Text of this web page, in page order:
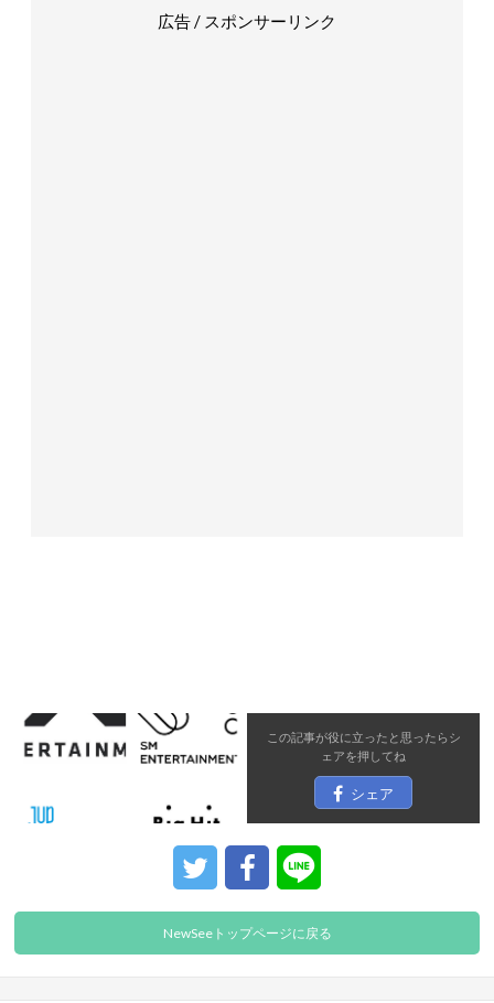
広告 / スポンサーリンク
この記事が役に立ったと思ったらシ
ェアを押してね
シェア
NewSeeトップページに戻る